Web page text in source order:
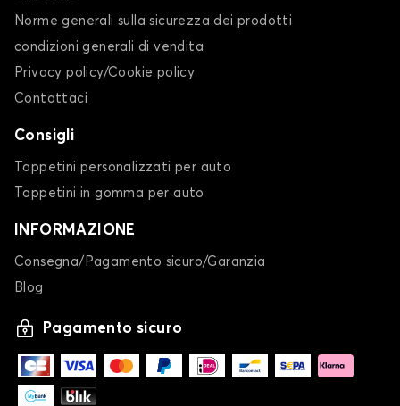
Norme generali sulla sicurezza dei prodotti
condizioni generali di vendita
Privacy policy/Cookie policy
Contattaci
Consigli
Tappetini personalizzati per auto
Tappetini in gomma per auto
INFORMAZIONE
Consegna/Pagamento sicuro/Garanzia
Blog
Pagamento sicuro